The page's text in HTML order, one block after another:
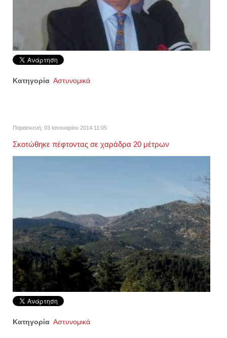
Κατηγορία Αστυνομικά
Παρασκευή, 03 Ιανουαρίου 2014 11:05
Σκοτώθηκε πέφτοντας σε χαράδρα 20 μέτρων
Κατηγορία Αστυνομικά